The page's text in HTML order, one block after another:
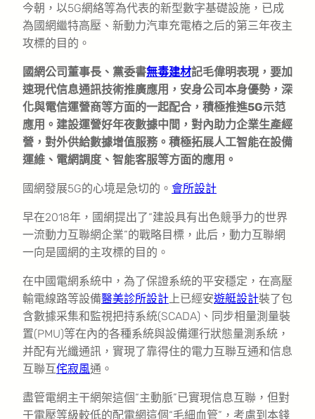
今朝，以5G網絡等為代表的新型數字基礎設施，已成
為國網繼特高壓、新動力汽車充電樁之后的第三年夜主
攻標的目的。
國網公司董事長、黨委書無毒建材記毛偉明表現，要加
速現代信息通訊技術推廣應用，安身公司本身優勢，深
化與電信運營商等方面的一起配合，積極推進5G示范
應用。建設運營好年夜數據中間，對內助力企業生產經
營，對外供給數據增值服務。積極拓展人工智能在設備
運維、電網調度、智能客服等方面的應用。
國網發展5G的心境是急切的。 會所設計
早在2018年，國網提出了“建設具有出色競爭力的世界
一流動力互聯網企業”的戰略目標，此后，動力互聯網
一向是國網的主攻標的目的。
在中國電網系統中，為了保證系統的平安穩定，在高壓
輸電線路等設備醫美診所設計上已經安遊艇設計裝了包
含數據采集和監視把持系統(SCADA)、同步相量測量裝
置(PMU)等在內的各種系統與設備運行狀態量測系統，
并配有光纖通訊，實現了靠得住的電力互聯互通和信息
互聯互侘寂風通。
盡管電網主干網架這個“主動脈”已實現信息互聯，但對
于電壓等級較低的配電網這個“毛細血管”，考慮到本錢